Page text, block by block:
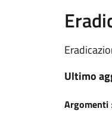
Ultimo
Argomenti :